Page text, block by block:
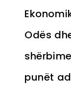
Odës
punët